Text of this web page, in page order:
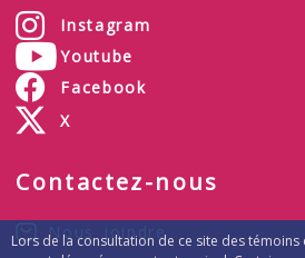
Lors de la consultation de ce site des
Instagram
Youtube
Facebook
X
Contactez-nous
Nous joindre